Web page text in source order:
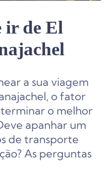
ir de El
a sua viagem
o fator
o melhor
apanhar um
de transporte
As perguntas